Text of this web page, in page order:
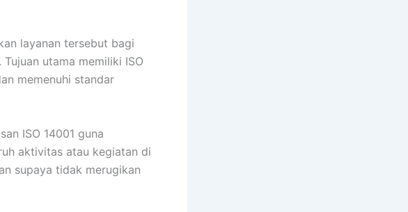
layanan tersebut bagi
utama memiliki ISO
memenuhi standar
ISO 14001 guna
aktivitas atau kegiatan di
supaya tidak merugikan